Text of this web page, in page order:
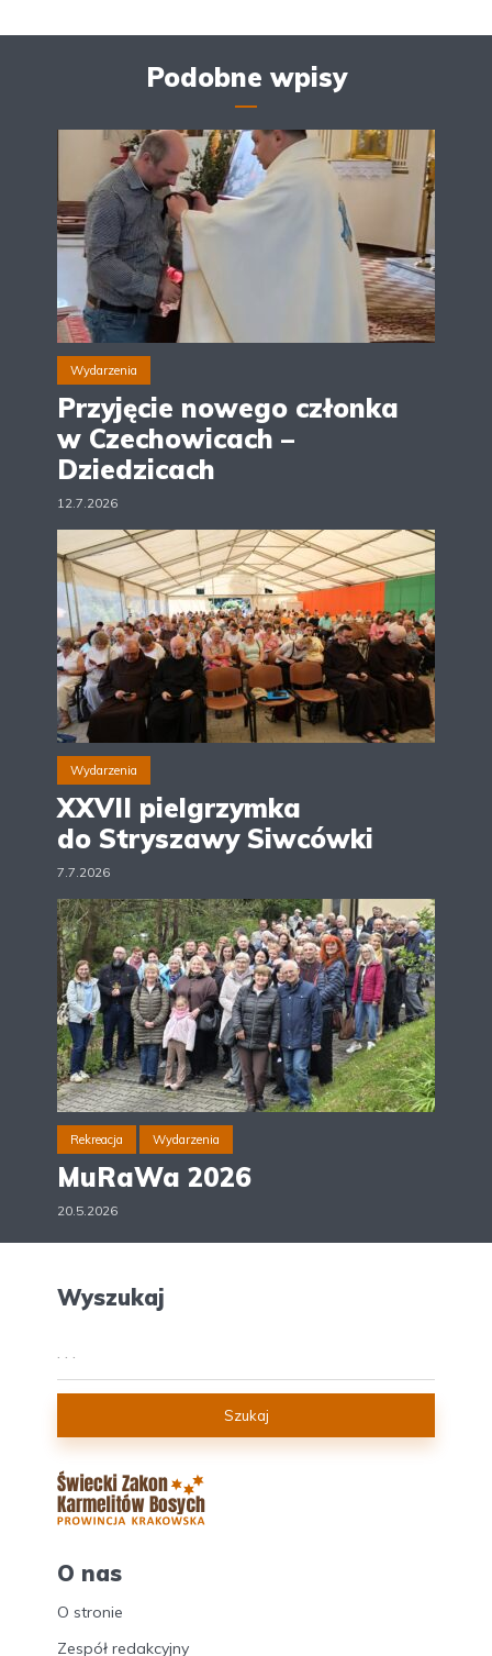
Podobne wpisy
Wydarzenia
Przyjęcie nowego członka
w Czechowicach –
Dziedzicach
12.7.2026
Wydarzenia
XXVII pielgrzymka
do Stryszawy Siwcówki
7.7.2026
Rekreacja Wydarzenia
MuRaWa 2026
20.5.2026
Wyszukaj
Szukaj
O nas
O stronie
Zespół redakcyjny